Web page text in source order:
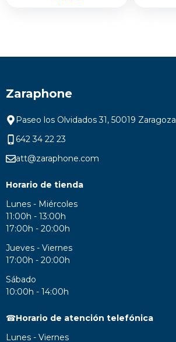
Zaraphone
Paseo los Olvidados 31, 50019 Zaragoza
642 34 22 23
att@zaraphone.com
Horario de tienda
Lunes - Miércoles
11:00h - 13:00h
17:00h - 20:00h
Jueves - Viernes
17:00h - 20:00h
Sábado
10:00h - 14:00h
☎Horario de atención telefónica
Lunes - Viernes